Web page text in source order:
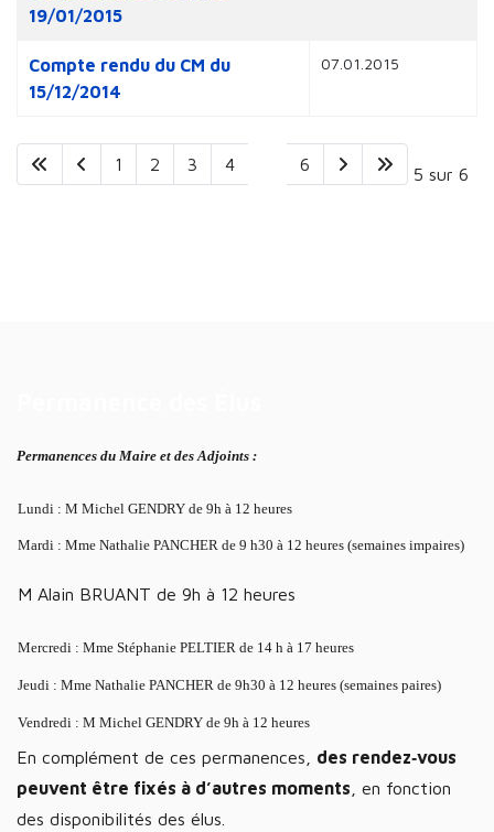
19/01/2015
Compte rendu du CM du
15/12/2014
07.01.2015
Page 5 sur 6
1 2 3 4 6
Permanences du Maire et des Adjoints :
Lundi : M Michel GENDRY de 9h à 12 heures
Mardi : Mme Nathalie PANCHER de 9 h30 à 12 heures (semaines impaires)
M Alain BRUANT de 9h à 12 heures
Mercredi : Mme Stéphanie PELTIER de 14 h à 17 heures
Jeudi : Mme Nathalie PANCHER de 9h30 à 12 heures (semaines paires)
Vendredi : M Michel GENDRY de 9h à 12 heures
En complément de ces permanences, des rendez‑vous
peuvent être fixés à d’autres moments , en fonction
des disponibilités des élus.